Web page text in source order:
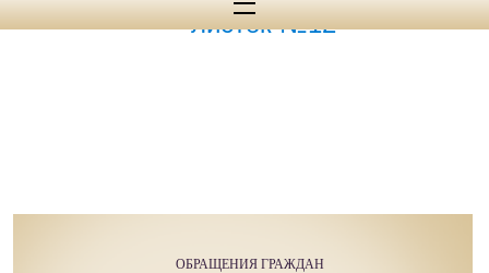
листок №12
ОБРАЩЕНИЯ ГРАЖДАН